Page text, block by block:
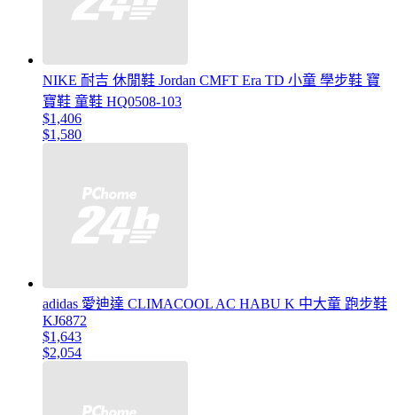
NIKE 耐吉 休閒鞋 Jordan CMFT Era TD 小童 學步鞋 寶
寶鞋 童鞋 HQ0508-103
$1,406
$1,580
adidas 愛迪達 CLIMACOOL AC HABU K 中大童 跑步鞋
KJ6872
$1,643
$2,054